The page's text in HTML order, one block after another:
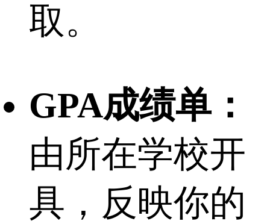
取。
GPA成绩单：
由所在学校开
具，反映你的